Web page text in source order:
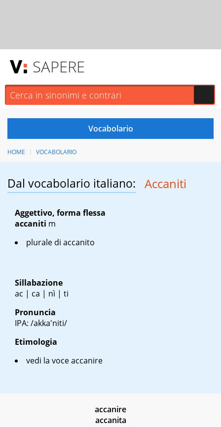
SAPERE
HOME VOCABOLARIO
Dal vocabolario italiano: Accaniti
Aggettivo, forma flessa
accaniti m
plurale di accanito
Sillabazione
ac | ca | nì | ti
Pronuncia
IPA: /akka'niti/
Etimologia
vedi la voce accanire
accanire
accanita